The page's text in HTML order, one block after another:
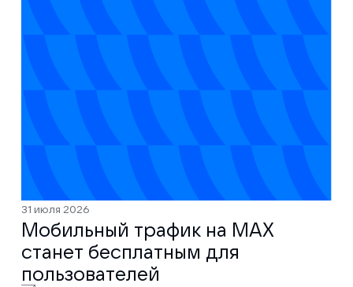
31 июля 2026
Мобильный трафик на MAX
станет бесплатным для
пользователей